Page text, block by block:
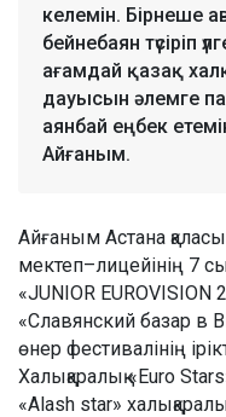
келемін. Бірнеше
бейнебаян түсіріп
ағамдай қазақ
дауысын әлемге
аянбай еңбек
Айғаным.
Айғаным Астана
мектеп–лицейінің 7
«JUNIOR EUROVISION
«Славянский базар в
өнер фестивалінің
Халықаралық «Euro
«Alash star»